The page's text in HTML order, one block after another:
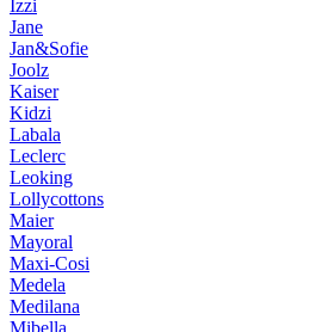
Izzi
Jane
Jan&Sofie
Joolz
Kaiser
Kidzi
Labala
Leclerc
Leoking
Lollycottons
Maier
Mayoral
Maxi-Cosi
Medela
Medilana
Mibella